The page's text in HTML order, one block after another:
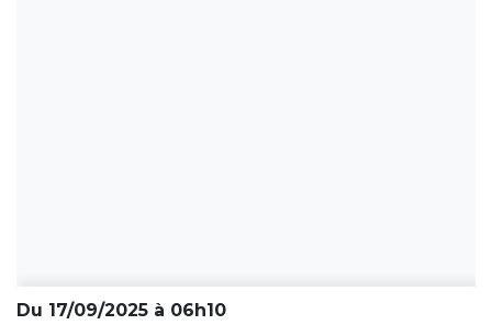
Du 17/09/2025 à 06h10